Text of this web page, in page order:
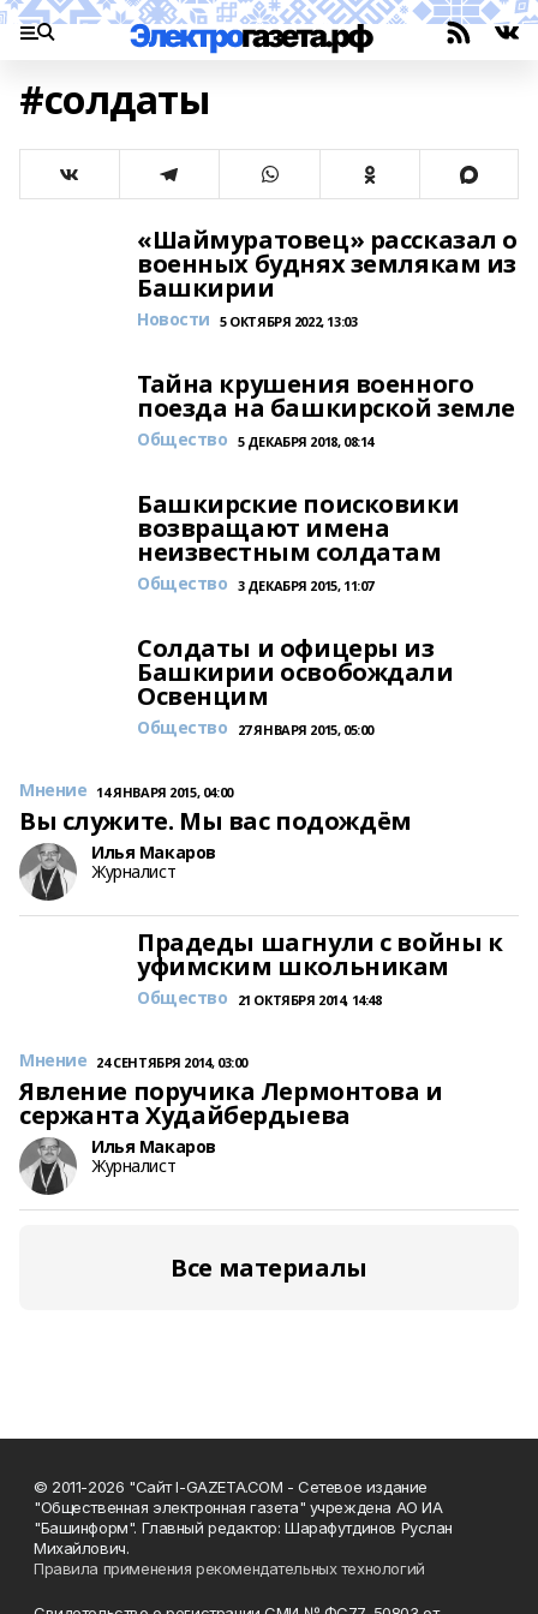
#солдаты
«Шаймуратовец» рассказал о
военных буднях землякам из
Башкирии
Новости 5 ОКТЯБРЯ 2022, 13:03
Тайна крушения военного
поезда на башкирской земле
Общество 5 ДЕКАБРЯ 2018, 08:14
Башкирские поисковики
возвращают имена
неизвестным солдатам
Общество 3 ДЕКАБРЯ 2015, 11:07
Солдаты и офицеры из
Башкирии освобождали
Освенцим
Общество 27 ЯНВАРЯ 2015, 05:00
Вы служите. Мы вас подождём
Мнение 14 ЯНВАРЯ 2015, 04:00
Илья Макаров
Журналист
Прадеды шагнули с войны к
уфимским школьникам
Общество 21 ОКТЯБРЯ 2014, 14:48
Явление поручика Лермонтова и
сержанта Худайбердыева
Мнение 24 СЕНТЯБРЯ 2014, 03:00
Илья Макаров
Журналист
Все материалы
© 2011-2026 "Сайт I-GAZETA.COM - Сетевое издание
"Общественная электронная газета" учреждена АО ИА
"Башинформ". Главный редактор: Шарафутдинов Руслан
Михайлович.
Правила применения рекомендательных технологий